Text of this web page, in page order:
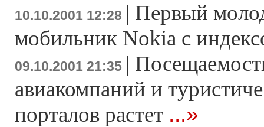
10.10.2001 12:28 | Первый
мобильник Nokia с
09.10.2001 21:35 |
авиакомпаний и
порталов растет ...»